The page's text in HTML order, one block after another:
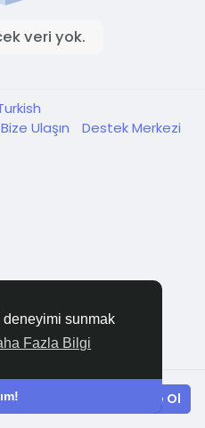
sunmak
Fazla Bilgi
veri yok.
yapın Ücretsiz Üye Ol
Bize Ulaşın
Destek Merkezi